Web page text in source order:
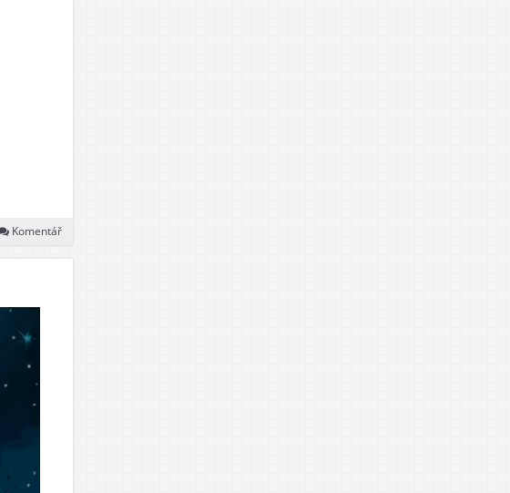
Komentář